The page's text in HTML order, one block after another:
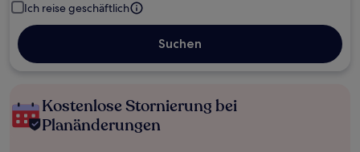
Ich reise geschäftlich
Suchen
Kostenlose Stornierung bei
Planänderungen